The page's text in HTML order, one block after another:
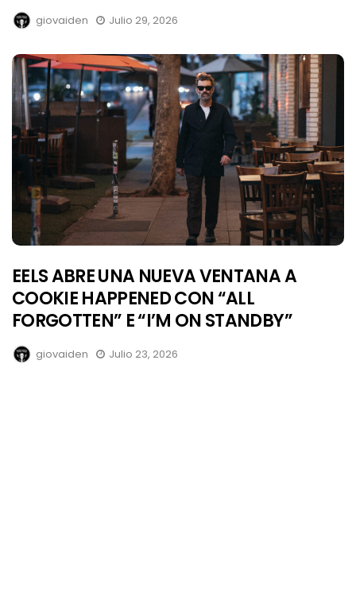
giovaiden Julio 29, 2026
EELS ABRE UNA NUEVA VENTANA A
COOKIE HAPPENED CON “ALL
FORGOTTEN” E “I’M ON STANDBY”
giovaiden Julio 23, 2026